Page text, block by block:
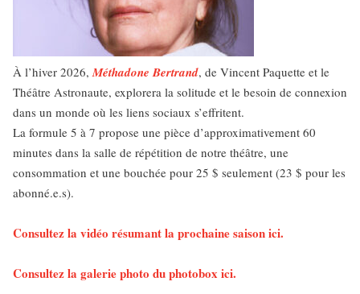
À l’hiver 2026,Méthadone Bertrand, de Vincent Paquette et le
Théâtre Astronaute, explorera la solitude et le besoin de connexion
dans un monde où les liens sociaux s’effritent.
La formule 5 à 7 propose une pièce d’approximativement 60
minutes dans la salle de répétition de notre théâtre, une
consommation et une bouchée pour 25 $ seulement (23 $ pour les
abonné.e.s).
Consultez la vidéo résumant la prochaine saison ici.
Consultez la galerie photo du photobox ici.